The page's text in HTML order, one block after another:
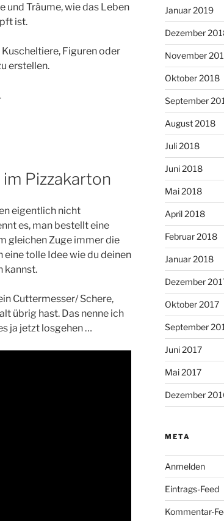
und Träume, wie das Leben
ist.
Figuren oder
erstellen.
Pizzakarton
eigentlich nicht
es, man bestellt eine
gleichen Zuge immer die
tolle Idee wie du deinen
kannst.
Cuttermesser/ Schere,
übrig hast. Das nenne ich
ja jetzt losgehen …
Januar 2019
Dezember
November
Oktober 2018
September
August 2018
Juli 2018
Juni 2018
Mai 2018
April 2018
Februar 2018
Januar 2018
Dezember
Oktober 2017
September
Juni 2017
Mai 2017
Dezember
META
Anmelden
Eintrags-Feed
Kommentar-